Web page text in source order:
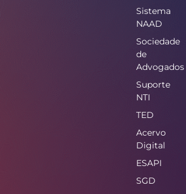
Sistema
NAAD
Sociedade
de
Advogados
Suporte
NTI
TED
Acervo
Digital
ESAPI
SGD